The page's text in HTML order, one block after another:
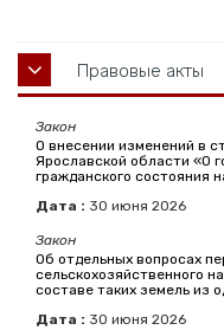
Правовые акты
Закон
О внесении изменений в
Ярославской области «О
гражданского состояния
Дата : 30 июня 2026
Закон
Об отдельных вопросах
сельскохозяйственного
составе таких земель из
Дата : 30 июня 2026